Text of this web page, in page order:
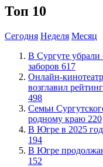
Топ 10
Сегодня Неделя Месяц
​В Сургуте
заборов 617
​Онлайн-
возглавил
498
​Семьи
родному краю 220
​В Югре в 2025
194
​В Югре
152